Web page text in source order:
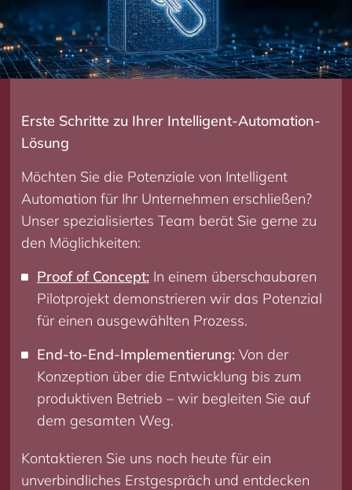
Erste Schritte zu Ihrer Intelligent-Automation-
Lösung
Möchten Sie die Potenziale von Intelligent
Automation für Ihr Unternehmen erschließen?
Unser spezialisiertes Team berät Sie gerne zu
den Möglichkeiten:
Proof of Concept: In einem überschaubaren
Pilotprojekt demonstrieren wir das Potenzial
für einen ausgewählten Prozess.
End-to-End-Implementierung: Von der
Konzeption über die Entwicklung bis zum
produktiven Betrieb – wir begleiten Sie auf
dem gesamten Weg.
Kontaktieren Sie uns noch heute für ein
unverbindliches Erstgespräch und entdecken